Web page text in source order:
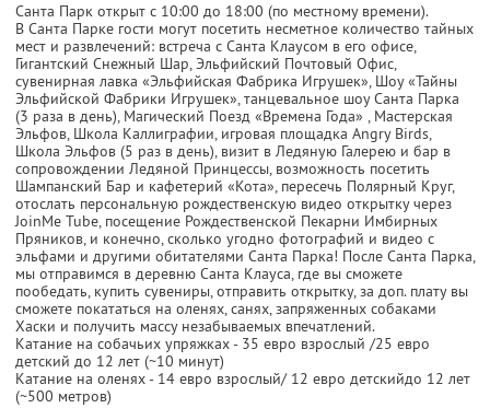
Санта Парк открыт с 10:00 до 18:00 (по местному времени).
В Санта Парке гости могут посетить несметное количество тайных
мест и развлечений: встреча с Санта Клаусом в его офисе,
Гигантский Снежный Шар, Эльфийский Почтовый Офис,
сувенирная лавка «Эльфийская Фабрика Игрушек», Шоу «Тайны
Эльфийской Фабрики Игрушек», танцевальное шоу Санта Парка
(3 раза в день), Магический Поезд «Времена Года» , Мастерская
Эльфов, Школа Каллиграфии, игровая площадка Angry Birds,
Школа Эльфов (5 раз в день), визит в Ледяную Галерею и бар в
сопровождении Ледяной Принцессы, возможность посетить
Шампанский Бар и кафетерий «Кота», пересечь Полярный Круг,
отослать персональную рождественскую видео открытку через
JoinMe Tube, посещение Рождественской Пекарни Имбирных
Пряников, и конечно, сколько угодно фотографий и видео с
эльфами и другими обитателями Санта Парка! После Санта Парка,
мы отправимся в деревню Санта Клауса, где вы сможете
пообедать, купить сувениры, отправить открытку, за доп. плату вы
сможете покататься на оленях, санях, запряженных собаками
Хаски и получить массу незабываемых впечатлений.
Катание на собачьих упряжках - 35 евро взрослый /25 евро
детский до 12 лет (~10 минут)
Катание на оленях - 14 евро взрослый/ 12 евро детскийдо 12 лет
(~500 метров)